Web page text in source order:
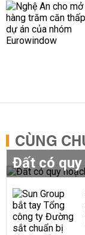
CÙNG
Đất có quy